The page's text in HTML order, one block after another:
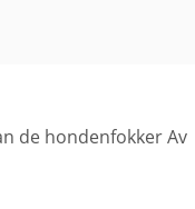
de hondenfokker Av